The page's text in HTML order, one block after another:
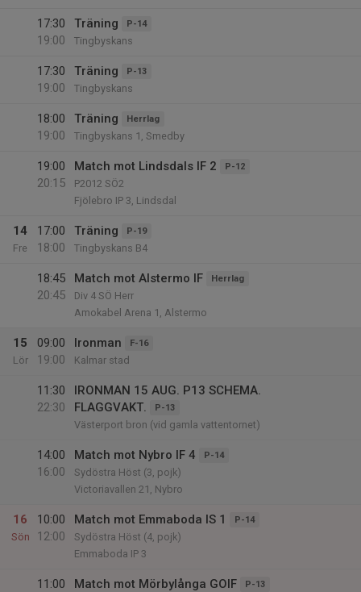
17:30
19:00
Träning P-14
Tingbyskans
17:30
19:00
Träning P-13
Tingbyskans
18:00
19:00
Träning Herrlag
Tingbyskans 1, Smedby
19:00
20:15
Match mot Lindsdals IF 2 P-12
P2012 SÖ2
Fjölebro IP 3, Lindsdal
14
Fre
17:00
18:00
Träning P-19
Tingbyskans B4
18:45
20:45
Match mot Alstermo IF Herrlag
Div 4 SÖ Herr
Amokabel Arena 1, Alstermo
15
Lör
09:00
19:00
Ironman F-16
Kalmar stad
11:30
22:30
IRONMAN 15 AUG. P13 SCHEMA.
FLAGGVAKT.
P-13
Västerport bron (vid gamla vattentornet)
14:00
16:00
Match mot Nybro IF 4 P-14
Sydöstra Höst (3, pojk)
Victoriavallen 21, Nybro
16
Sön
10:00
12:00
Match mot Emmaboda IS 1 P-14
Sydöstra Höst (4, pojk)
Emmaboda IP 3
11:00
Match mot Mörbylånga GOIF P-13